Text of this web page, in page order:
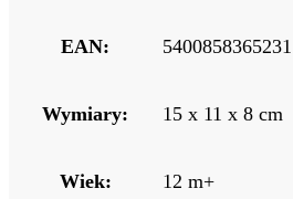
EAN: 5400858365231
Wymiary: 15 x 11 x 8 cm
Wiek: 12 m+